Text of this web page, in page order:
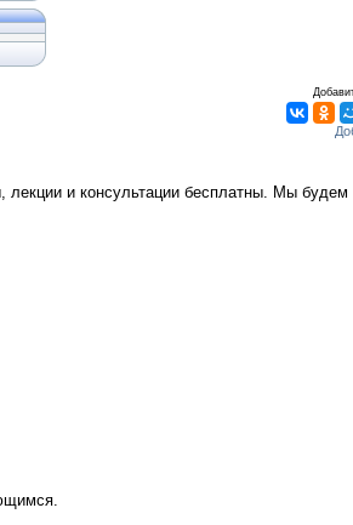
лекции и консультации бесплатны. Мы